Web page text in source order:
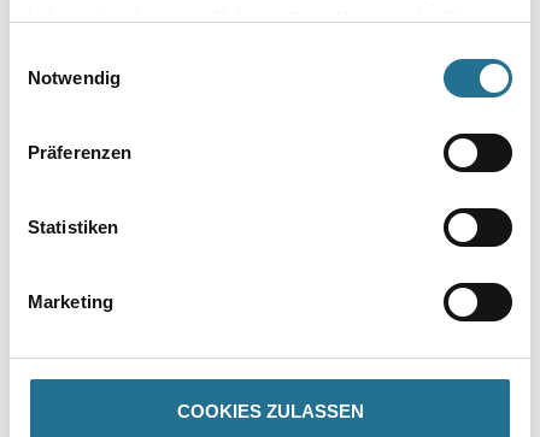
haben oder die sie im Rahmen Ihrer Nutzung der Dienste
Notwendig
Präferenzen
Statistiken
Marketing
COOKIES ZULASSEN